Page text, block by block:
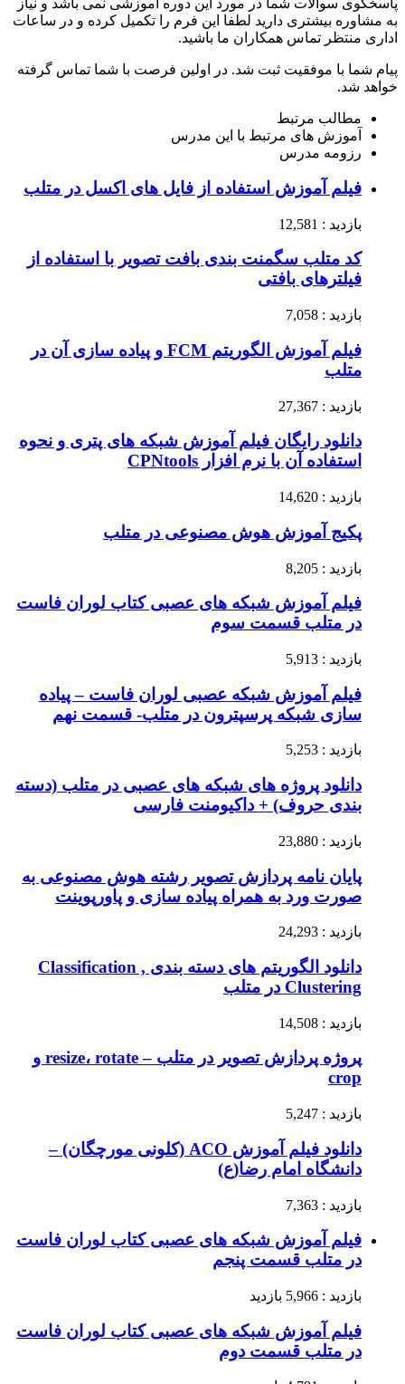
پاسخگوی سوالات شما در مورد این دوره آموزشی نمی باشد و نیاز
به مشاوره بیشتری دارید لطفا این فرم را تکمیل کرده و در ساعات
اداری منتظر تماس همکاران ما باشید.
پیام شما با موفقیت ثبت شد. در اولین فرصت با شما تماس گرفته
خواهد شد.
مطالب مرتبط
آموزش های مرتبط با این مدرس
رزومه مدرس
فیلم آموزش استفاده از فایل های اکسل در متلب
بازدید : 12,581
کد متلب سگمنت بندی بافت تصویر با استفاده از
فیلترهای بافتی
بازدید : 7,058
فیلم آموزش الگوریتم FCM و پیاده سازی آن در
متلب
بازدید : 27,367
دانلود رایگان فیلم آموزش شبکه های پتری و نحوه
استفاده آن با نرم افزار CPNtools
بازدید : 14,620
پکیج آموزش هوش مصنوعی در متلب
بازدید : 8,205
فیلم آموزش شبکه های عصبی کتاب لوران فاست
در متلب قسمت سوم
بازدید : 5,913
فیلم آموزش شبکه عصبی لوران فاست – پیاده
سازی شبکه پرسپترون در متلب- قسمت نهم
بازدید : 5,253
دانلود پروژه های شبکه های عصبی در متلب (دسته
بندی حروف) + داکیومنت فارسی
بازدید : 23,880
پایان نامه پردازش تصویر رشته هوش مصنوعی به
صورت ورد به همراه پیاده سازی و پاورپوینت
بازدید : 24,293
دانلود الگوریتم های دسته بندی Classification ,
Clustering در متلب
بازدید : 14,508
پروژه پردازش تصویر در متلب – resize، rotate و
crop
بازدید : 5,247
دانلود فیلم آموزش ACO (کلونی مورچگان) –
دانشگاه امام رضا(ع)
بازدید : 7,363
فیلم آموزش شبکه های عصبی کتاب لوران فاست
در متلب قسمت پنجم
بازدید : 5,966 بازدید
فیلم آموزش شبکه های عصبی کتاب لوران فاست
در متلب قسمت دوم